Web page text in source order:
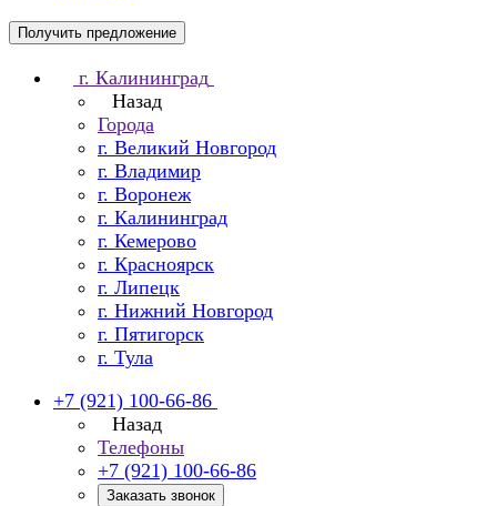
Получить предложение
г. Калининград
Назад
Города
г. Великий Новгород
г. Владимир
г. Воронеж
г. Калининград
г. Кемерово
г. Красноярск
г. Липецк
г. Нижний Новгород
г. Пятигорск
г. Тула
+7 (921) 100-66-86
Назад
Телефоны
+7 (921) 100-66-86
Заказать звонок